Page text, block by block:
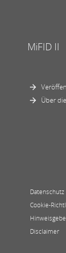
MiFID II
Über
Datenschutz
Cookie-
Disclaimer